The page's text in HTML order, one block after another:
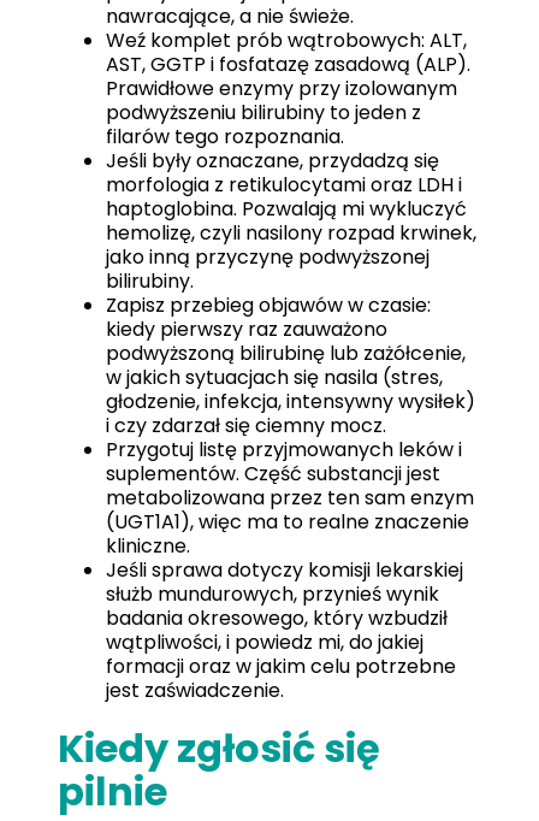
nawracające, a nie świeże.
Weź komplet prób wątrobowych: ALT,
AST, GGTP i fosfatazę zasadową (ALP).
Prawidłowe enzymy przy izolowanym
podwyższeniu bilirubiny to jeden z
filarów tego rozpoznania.
Jeśli były oznaczane, przydadzą się
morfologia z retikulocytami oraz LDH i
haptoglobina. Pozwalają mi wykluczyć
hemolizę, czyli nasilony rozpad krwinek,
jako inną przyczynę podwyższonej
bilirubiny.
Zapisz przebieg objawów w czasie:
kiedy pierwszy raz zauważono
podwyższoną bilirubinę lub zażółcenie,
w jakich sytuacjach się nasila (stres,
głodzenie, infekcja, intensywny wysiłek)
i czy zdarzał się ciemny mocz.
Przygotuj listę przyjmowanych leków i
suplementów. Część substancji jest
metabolizowana przez ten sam enzym
(UGT1A1), więc ma to realne znaczenie
kliniczne.
Jeśli sprawa dotyczy komisji lekarskiej
służb mundurowych, przynieś wynik
badania okresowego, który wzbudził
wątpliwości, i powiedz mi, do jakiej
formacji oraz w jakim celu potrzebne
jest zaświadczenie.
Kiedy zgłosić się
pilnie